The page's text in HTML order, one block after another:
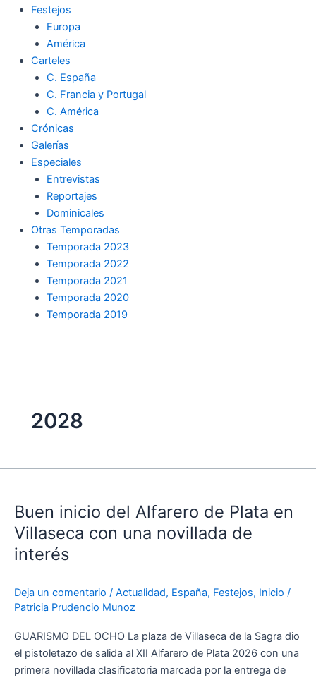
Festejos
Europa
América
Carteles
C. España
C. Francia y Portugal
C. América
Crónicas
Galerías
Especiales
Entrevistas
Reportajes
Dominicales
Otras Temporadas
Temporada 2023
Temporada 2022
Temporada 2021
Temporada 2020
Temporada 2019
2028
Buen inicio del Alfarero de Plata en
Villaseca con una novillada de
interés
Deja un comentario / Actualidad, España, Festejos, Inicio /
Patricia Prudencio Munoz
GUARISMO DEL OCHO La plaza de Villaseca de la Sagra dio
el pistoletazo de salida al XII Alfarero de Plata 2026 con una
primera novillada clasificatoria marcada por la entrega de
del
Alfarero
de
Plata
Villaseca
con
una
novillada
de